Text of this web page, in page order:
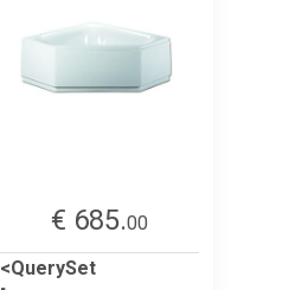
€ 685.00
<QuerySet